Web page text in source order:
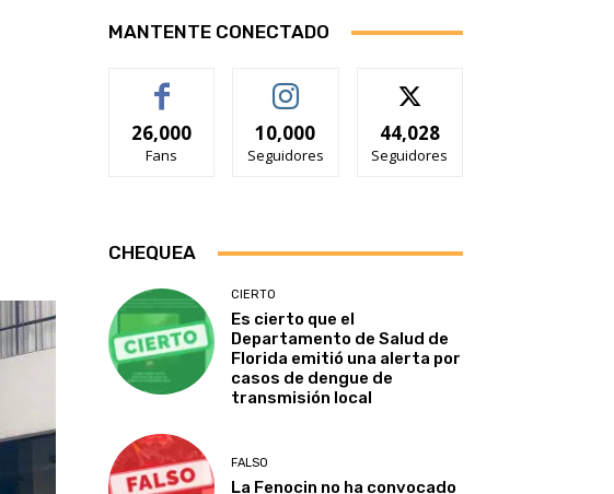
MANTENTE CONECTADO
26,000
Fans
10,000
Seguidores
44,028
Seguidores
CHEQUEA
CIERTO
Es cierto que el
Departamento de Salud de
Florida emitió una alerta por
casos de dengue de
transmisión local
FALSO
La Fenocin no ha convocado